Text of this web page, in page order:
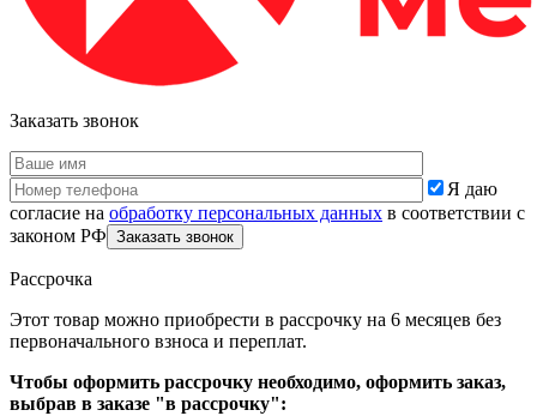
Заказать звонок
Я даю
согласие на обработку персональных данных в соответствии с
законом РФ
Рассрочка
Этот товар можно приобрести в рассрочку на 6 месяцев без
первоначального взноса и переплат.
Чтобы оформить рассрочку необходимо, оформить заказ,
выбрав в заказе "в рассрочку":